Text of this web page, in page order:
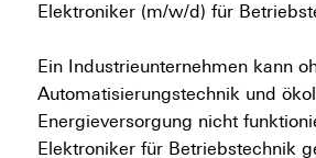
Elektroniker (m/w/d) für
Ein Industrieunternehmen kann
Automatisierungstechnik und
Energieversorgung nicht
Elektroniker für Betriebstechnik